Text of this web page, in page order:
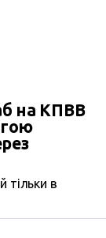
на КПВВ
тільки в